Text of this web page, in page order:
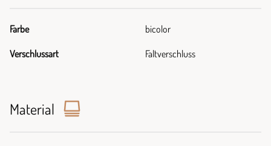
Farbe bicolor
Verschlussart Faltverschluss
Material